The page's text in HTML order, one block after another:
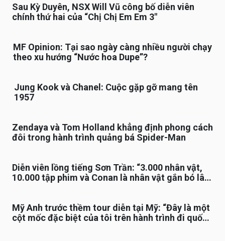
Sau Kỳ Duyên, NSX Will Vũ công bố diễn viên
chính thứ hai của “Chị Chị Em Em 3″
MF Opinion: Tại sao ngày càng nhiều người chạy
theo xu hướng “Nước hoa Dupe”?
Jung Kook và Chanel: Cuộc gặp gỡ mang tên
1957
Zendaya và Tom Holland khẳng định phong cách
đôi trong hành trình quảng bá Spider-Man
Diễn viên lồng tiếng Sơn Trần: “3.000 nhân vật,
10.000 tập phim và Conan là nhân vật gắn bó lâu
Mỹ Anh trước thềm tour diễn tại Mỹ: “Đây là một
cột mốc đặc biệt của tôi trên hành trình đi quốc